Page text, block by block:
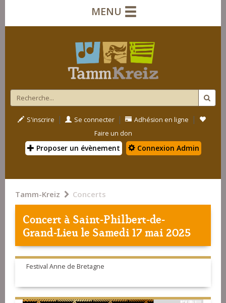
MENU
S'inscrire | Se connecter | Adhésion en ligne |
Faire un don
Proposer un évènement Connexion Admin
Tamm-Kreiz Concerts
Concert àSaint-Philbert-de-
Grand-Lieule Samedi 17 mai 2025
Festival Anne de Bretagne